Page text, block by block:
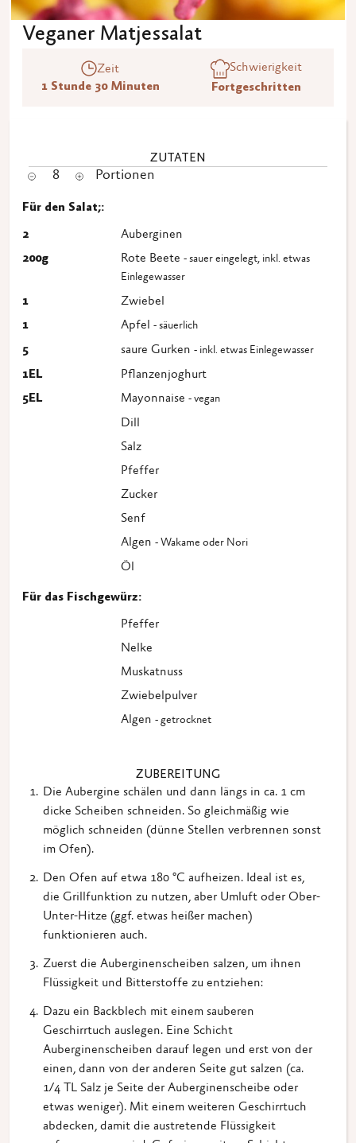
Veganer Matjessalat
Zeit
1 Stunde 30 Minuten
Schwierigkeit
Fortgeschritten
ZUTATEN
8 Portionen
Für den Salat;:
2
Auberginen
200g Rote Beete - sauer eingelegt, inkl. etwas
Einlegewasser
1
Zwiebel
1
Apfel - säuerlich
5 saure Gurken - inkl. etwas Einlegewasser
1EL
Pflanzenjoghurt
5EL Mayonnaise - vegan
Dill
Salz
Pfeffer
Zucker
Senf
Algen - Wakame oder Nori
Öl
Für das Fischgewürz:
Pfeffer
Nelke
Muskatnuss
Zwiebelpulver
Algen - getrocknet
ZUBEREITUNG
Die Aubergine schälen und dann längs in ca. 1 cm
dicke Scheiben schneiden. So gleichmäßig wie
möglich schneiden (dünne Stellen verbrennen sonst
im Ofen).
Den Ofen auf etwa 180 °C aufheizen. Ideal ist es,
die Grillfunktion zu nutzen, aber Umluft oder Ober-
Unter-Hitze (ggf. etwas heißer machen)
funktionieren auch.
Zuerst die Auberginenscheiben salzen, um ihnen
Flüssigkeit und Bitterstoffe zu entziehen:
Dazu ein Backblech mit einem sauberen
Geschirrtuch auslegen. Eine Schicht
Auberginenscheiben darauf legen und erst von der
einen, dann von der anderen Seite gut salzen (ca.
1/4 TL Salz je Seite der Auberginenscheibe oder
etwas weniger). Mit einem weiteren Geschirrtuch
abdecken, damit die austretende Flüssigkeit